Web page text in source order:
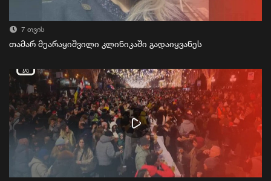
7 თვის
თამარ მეარაყიშვილი კლინიკაში გადაიყვანეს